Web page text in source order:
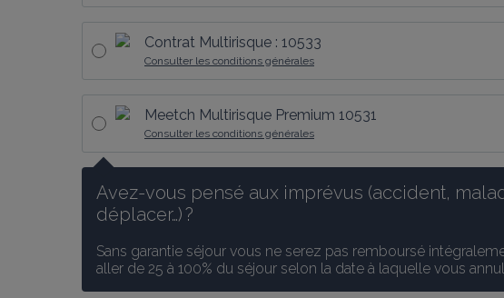
Contrat Multirisque : 10533
Consulter les conditions générales
Meetch Multirisque Premium 10531
Consulter les conditions générales
Avez-vous pensé aux imprévus (accident,
déplacer…) ?
Sans garantie séjour vous ne serez pas remboursé
aller de 25 à 100% du séjour selon la date à laquelle vous